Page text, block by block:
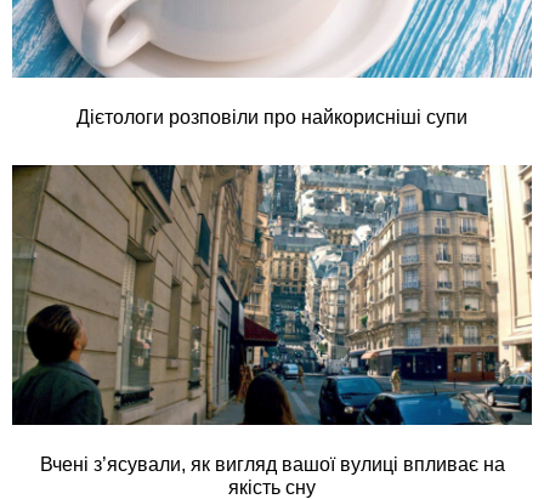
Дієтологи розповіли про найкорисніші супи
Вчені з’ясували, як вигляд вашої вулиці впливає на
якість сну